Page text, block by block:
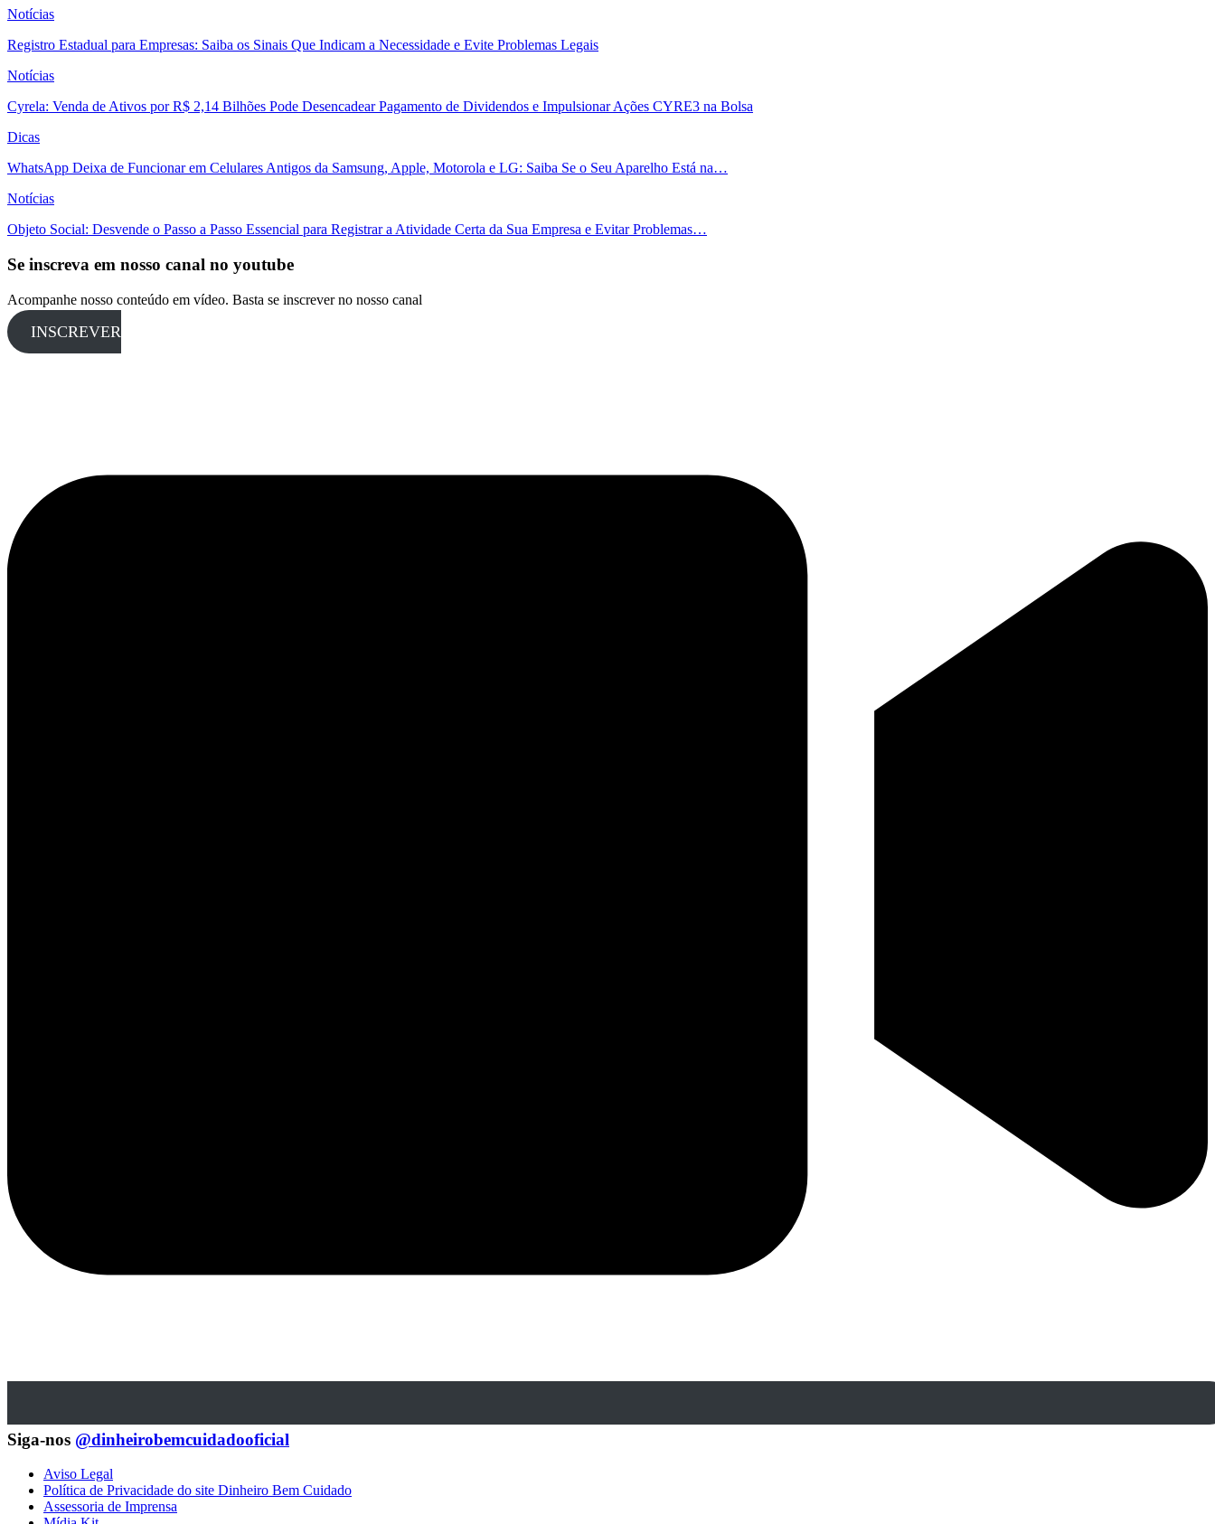
Notícias
Registro Estadual para Empresas: Saiba os Sinais Que Indicam a Necessidade e Evite Problemas Legais
Notícias
Cyrela: Venda de Ativos por R$ 2,14 Bilhões Pode Desencadear Pagamento de Dividendos e Impulsionar Ações CYRE3 na Bolsa
Dicas
WhatsApp Deixa de Funcionar em Celulares Antigos da Samsung, Apple, Motorola e LG: Saiba Se o Seu Aparelho Está na…
Notícias
Objeto Social: Desvende o Passo a Passo Essencial para Registrar a Atividade Certa da Sua Empresa e Evitar Problemas…
Se inscreva em nosso canal no youtube
Acompanhe nosso conteúdo em vídeo. Basta se inscrever no nosso canal
INSCREVER
Siga-nos @dinheirobemcuidadooficial
Aviso Legal
Política de Privacidade do site Dinheiro Bem Cuidado
Assessoria de Imprensa